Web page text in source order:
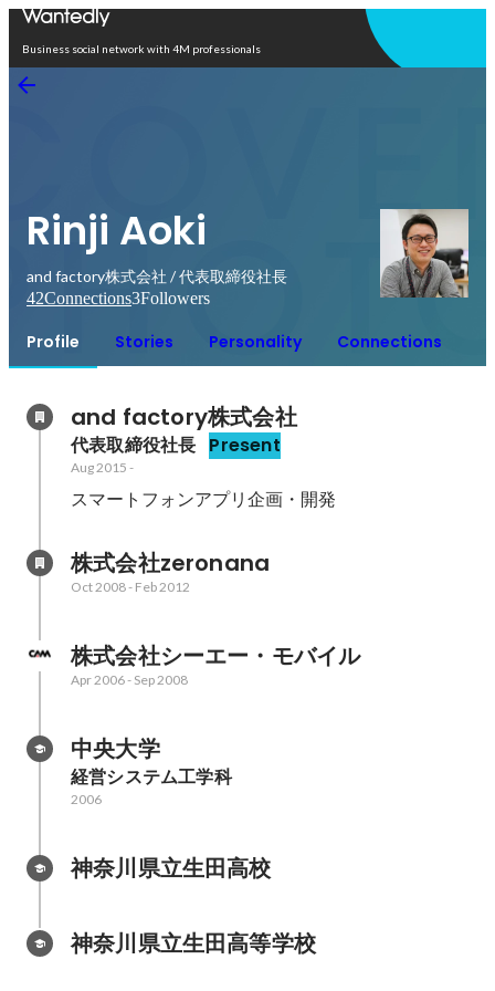
Business social network with 4M professionals
Rinji Aoki
and factory株式会社 / 代表取締役社長
42Connections3Followers
Profile Stories Personality Connections
and factory株式会社
代表取締役社長 Present
Aug 2015 -
スマートフォンアプリ企画・開発
株式会社zeronana
Oct 2008- Feb 2012
株式会社シーエー・モバイル
Apr 2006- Sep 2008
中央大学
経営システム工学科
2006
神奈川県立生田高校
神奈川県立生田高等学校